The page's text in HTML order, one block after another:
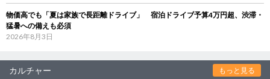
物価高でも「夏は家族で長距離ドライブ」 宿泊ドライブ予算4万円超、渋滞・
猛暑への備えも必須
2026年8月3日
カルチャー もっと見る